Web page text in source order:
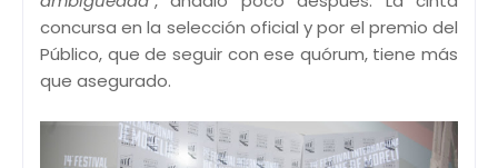
concursa en la selección oficial y por el premio del
Público, que de seguir con ese quórum, tiene más
que asegurado.